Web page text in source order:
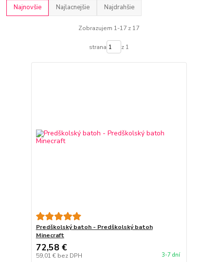
Najnovšie Najlacnejšie Najdrahšie
Zobrazujem 1-17 z 17
strana z 1
Predškolský batoh - Predškolský batoh
Minecraft
72,58 €
59,01 € bez DPH 3-7 dní